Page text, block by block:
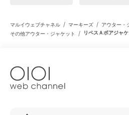
マルイウェブチャネル / マーキーズ / アウター・
その他アウター・ジャケット / リペスＡボアジャケ